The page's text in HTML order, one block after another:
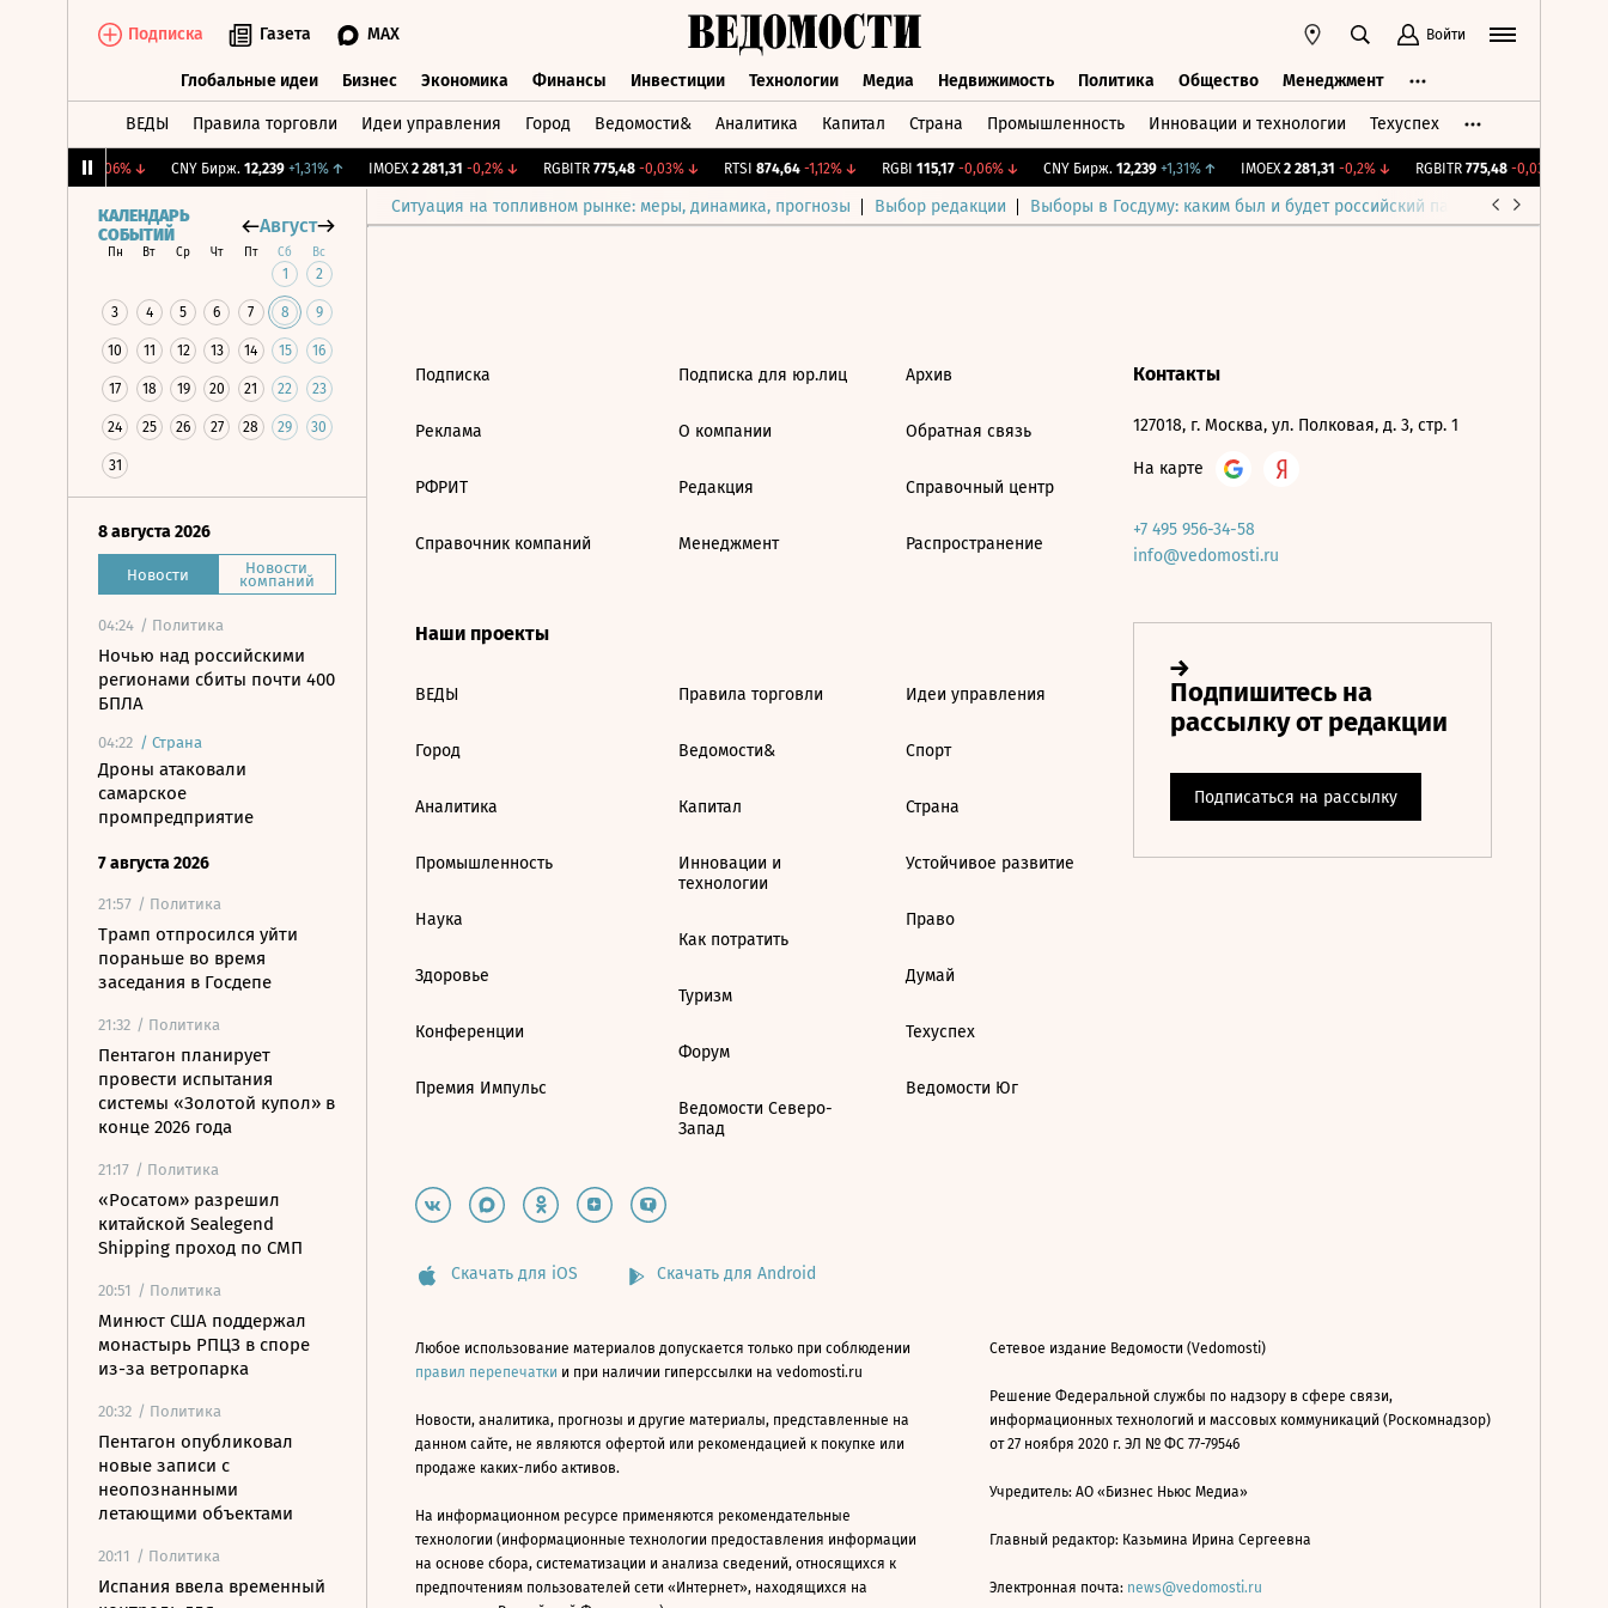
Подписка Газета MAX Войти
Глобальные идеи Бизнес Экономика Финансы Инвестиции Технологии Медиа Недвижимость Политика Общество Менеджмент
ВЕДЫ Правила торговли Идеи управления Город Ведомости& Аналитика Капитал Страна Промышленность Инновации и технологии Техуспех
-0,06%↓ CNY Бирж. 12,239 +1,31%↑ IMOEX 2 281,31 -0,2%↓ RGBITR 775,48 -0,03%↓ RTSI 874,64 -1,12%↓ RGBI 115,17 -0,06%↓ CNY Бирж. 12,239 +1,31%↑ IMOEX 2 281,31 -0,2%↓ RGBITR 775,48 -0,03%
Ситуация на топливном рынке: меры, динамика, прогнозы Выбор редакции Выборы в Госдуму: каким был и будет российский парламент
КАЛЕНДАРЬ
СОБЫТИЙ
Август
Пн Вт Ср Чт Пт Сб Вс
1 2
3 4 5 6 7 8 9
10 11 12 13 14 15 16
17 18 19 20 21 22 23
24 25 26 27 28 29 30
31
8 августа 2026
Новости Новости
компаний
04:24 / Политика
Ночью над российскими
регионами сбиты почти 400
БПЛА
04:22 / Страна
Дроны атаковали
самарское
промпредприятие
7 августа 2026
21:57 / Политика
Трамп отпросился уйти
пораньше во время
заседания в Госдепе
21:32 / Политика
Пентагон планирует
провести испытания
системы «Золотой купол» в
конце 2026 года
21:17 / Политика
«Росатом» разрешил
китайской Sealegend
Shipping проход по СМП
20:51 / Политика
Минюст США поддержал
монастырь РПЦЗ в споре
из-за ветропарка
20:32 / Политика
Пентагон опубликовал
новые записи с
неопознанными
летающими объектами
20:11 / Политика
Испания ввела временный
Подписка
Реклама
РФРИТ
Справочник компаний
Подписка для юр.лиц
О компании
Редакция
Менеджмент
Архив
Обратная связь
Справочный центр
Распространение
Наши проекты
ВЕДЫ
Город
Аналитика
Промышленность
Наука
Здоровье
Конференции
Премия Импульс
Правила торговли
Ведомости&
Капитал
Инновации и
технологии
Как потратить
Туризм
Форум
Ведомости Северо-
Запад
Идеи управления
Спорт
Страна
Устойчивое развитие
Право
Думай
Техуспех
Ведомости Юг
Контакты
127018, г. Москва, ул. Полковая, д. 3, стр. 1
На карте
+7 495 956-34-58
info@vedomosti.ru
Скачать для iOS Скачать для Android
Любое использование материалов допускается только при соблюдении
правил перепечатки и при наличии гиперссылки на vedomosti.ru
Новости, аналитика, прогнозы и другие материалы, представленные на
данном сайте, не являются офертой или рекомендацией к покупке или
продаже каких-либо активов.
На информационном ресурсе применяются рекомендательные
технологии (информационные технологии предоставления информации
на основе сбора, систематизации и анализа сведений, относящихся к
предпочтениям пользователей сети «Интернет», находящихся на
Сетевое издание Ведомости (Vedomosti)
Решение Федеральной службы по надзору в сфере связи,
информационных технологий и массовых коммуникаций (Роскомнадзор)
от 27 ноября 2020 г. ЭЛ № ФС 77-79546
Учредитель: АО «Бизнес Ньюс Медиа»
Главный редактор: Казьмина Ирина Сергеевна
Электронная почта: news@vedomosti.ru